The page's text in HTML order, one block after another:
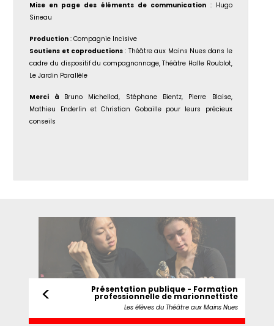
Mise en page des éléments de communication: Hugo
Sineau
Production : Compagnie Incisive
Soutiens et coproductions : Théâtre aux Mains Nues dans le
cadre du dispositif du compagnonnage, Théâtre Halle Roublot,
Le Jardin Parallèle
Merci à Bruno Michellod, Stéphane Bientz, Pierre Blaise,
Mathieu Enderlin et Christian Gobaille pour leurs précieux
conseils
Présentation publique - Formation
professionnelle de marionnettiste
Les élèves du Théâtre aux Mains Nues
<